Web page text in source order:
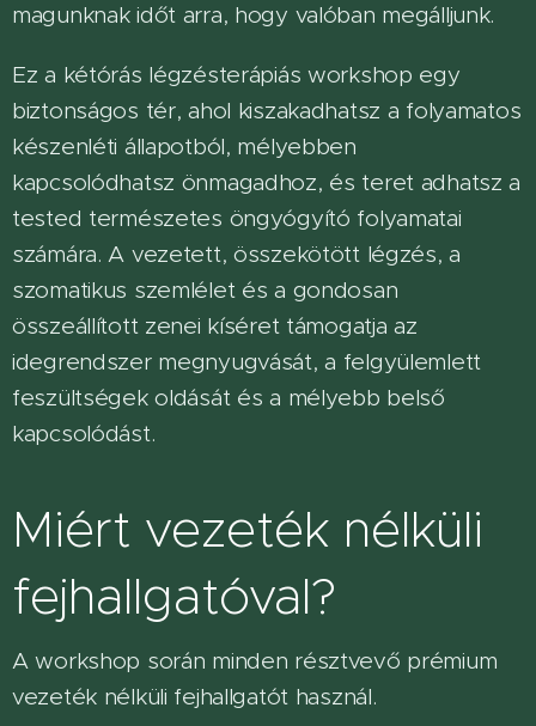
magunknak időt arra, hogy valóban megálljunk.
Ez a kétórás légzésterápiás workshop egy
biztonságos tér, ahol kiszakadhatsz a folyamatos
készenléti állapotból, mélyebben
kapcsolódhatsz önmagadhoz, és teret adhatsz a
tested természetes öngyógyító folyamatai
számára. A vezetett, összekötött légzés, a
szomatikus szemlélet és a gondosan
összeállított zenei kíséret támogatja az
idegrendszer megnyugvását, a felgyülemlett
feszültségek oldását és a mélyebb belső
kapcsolódást.
Miért vezeték nélküli
fejhallgatóval?
A workshop során minden résztvevő prémium
vezeték nélküli fejhallgatót használ.